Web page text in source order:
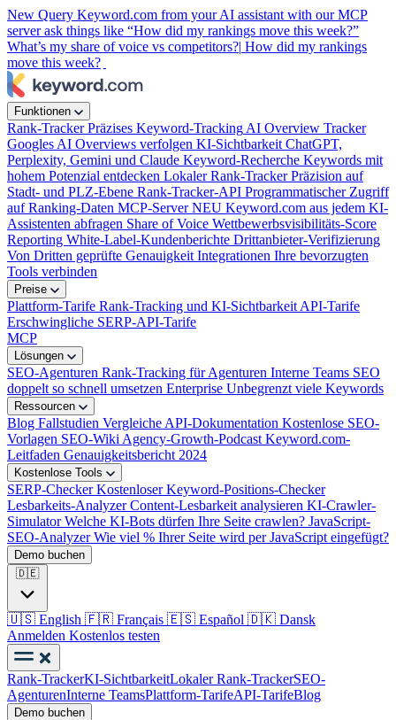
New Query Keyword.com from your AI assistant with our MCP
server ask things like “How did my rankings move this week?”
What’s my share of voice vs competitors?| How did my rankings
move this week?
Funktionen
Rank-TrackerPräzises Keyword-Tracking AI Overview Tracker
Googles AI Overviews verfolgen KI-Sichtbarkeit ChatGPT,
Perplexity, Gemini und Claude Keyword-Recherche Keywords mit
hohem Potenzial entdecken Lokaler Rank-TrackerPräzision auf
Stadt- und PLZ-Ebene Rank-Tracker-API Programmatischer Zugriff
auf Ranking-Daten MCP-ServerNEU Keyword.com aus jedem KI-
Assistenten abfragen Share of Voice Wettbewerbsvisibilitäts-Score
Reporting White-Label-Kundenberichte Drittanbieter-Verifizierung
Von Dritten geprüfte Genauigkeit Integrationen Ihre bevorzugten
Tools verbinden
Preise
Plattform-Tarife Rank-Tracking und KI-Sichtbarkeit API-Tarife
Erschwingliche SERP-API-Tarife
MCP
Lösungen
SEO-Agenturen Rank-Tracking für Agenturen Interne Teams SEO
doppelt so schnell umsetzen Enterprise Unbegrenzt viele Keywords
Ressourcen
Blog Fallstudien Vergleiche API-Dokumentation Kostenlose SEO-
Vorlagen SEO-Wiki Agency-Growth-Podcast Keyword.com-
Leitfaden Genauigkeitsbericht 2024
Kostenlose Tools
SERP-CheckerKostenloser Keyword-Positions-Checker
Lesbarkeits-AnalyzerContent-Lesbarkeit analysieren KI-Crawler-
SimulatorWelche KI-Bots dürfen Ihre Seite crawlen? JavaScript-
SEO-AnalyzerWie viel % Ihrer Seite wird per JavaScript eingefügt?
Demo buchen
🇩🇪
🇺🇸 English 🇫🇷 Français 🇪🇸 Español 🇩🇰 Dansk
Anmelden Kostenlos testen
Rank-TrackerKI-SichtbarkeitLokaler Rank-TrackerSEO-
AgenturenInterne TeamsPlattform-TarifeAPI-TarifeBlog
Demo buchen